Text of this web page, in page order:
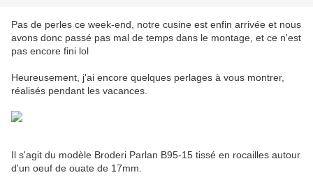
Pas de perles ce week-end, notre cusine est enfin arrivée et nous
avons donc passé pas mal de temps dans le montage, et ce n'est
pas encore fini lol
Heureusement, j'ai encore quelques perlages à vous montrer,
réalisés pendant les vacances.
Il s'agit du modèle Broderi Parlan B95-15 tissé en rocailles autour
d'un oeuf de ouate de 17mm.